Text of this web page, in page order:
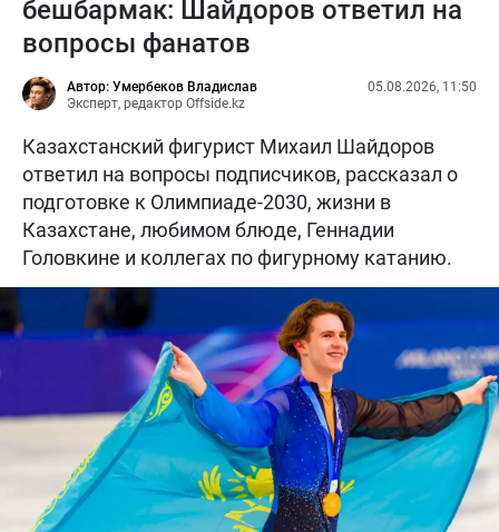
бешбармак: Шайдоров ответил на
вопросы фанатов
Автор: Умербеков Владислав
Эксперт, редактор Offside.kz
05.08.2026, 11:50
Казахстанский фигурист Михаил Шайдоров
ответил на вопросы подписчиков, рассказал о
подготовке к Олимпиаде-2030, жизни в
Казахстане, любимом блюде, Геннадии
Головкине и коллегах по фигурному катанию.